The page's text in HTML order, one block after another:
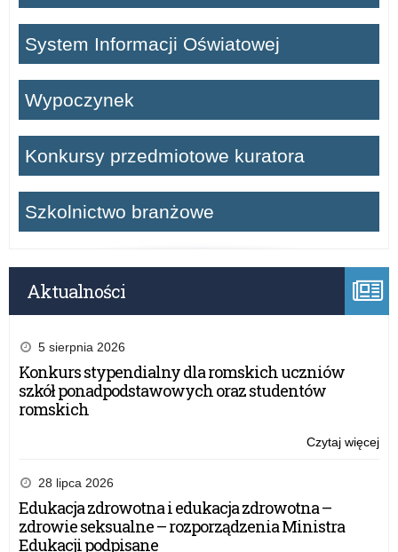
System Informacji Oświatowej
Wypoczynek
Konkursy przedmiotowe kuratora
Szkolnictwo branżowe
Aktualności
5 sierpnia 2026
Konkurs stypendialny dla romskich uczniów
szkół ponadpodstawowych oraz studentów
romskich
Czytaj więcej
28 lipca 2026
Edukacja zdrowotna i edukacja zdrowotna –
zdrowie seksualne – rozporządzenia Ministra
Edukacji podpisane